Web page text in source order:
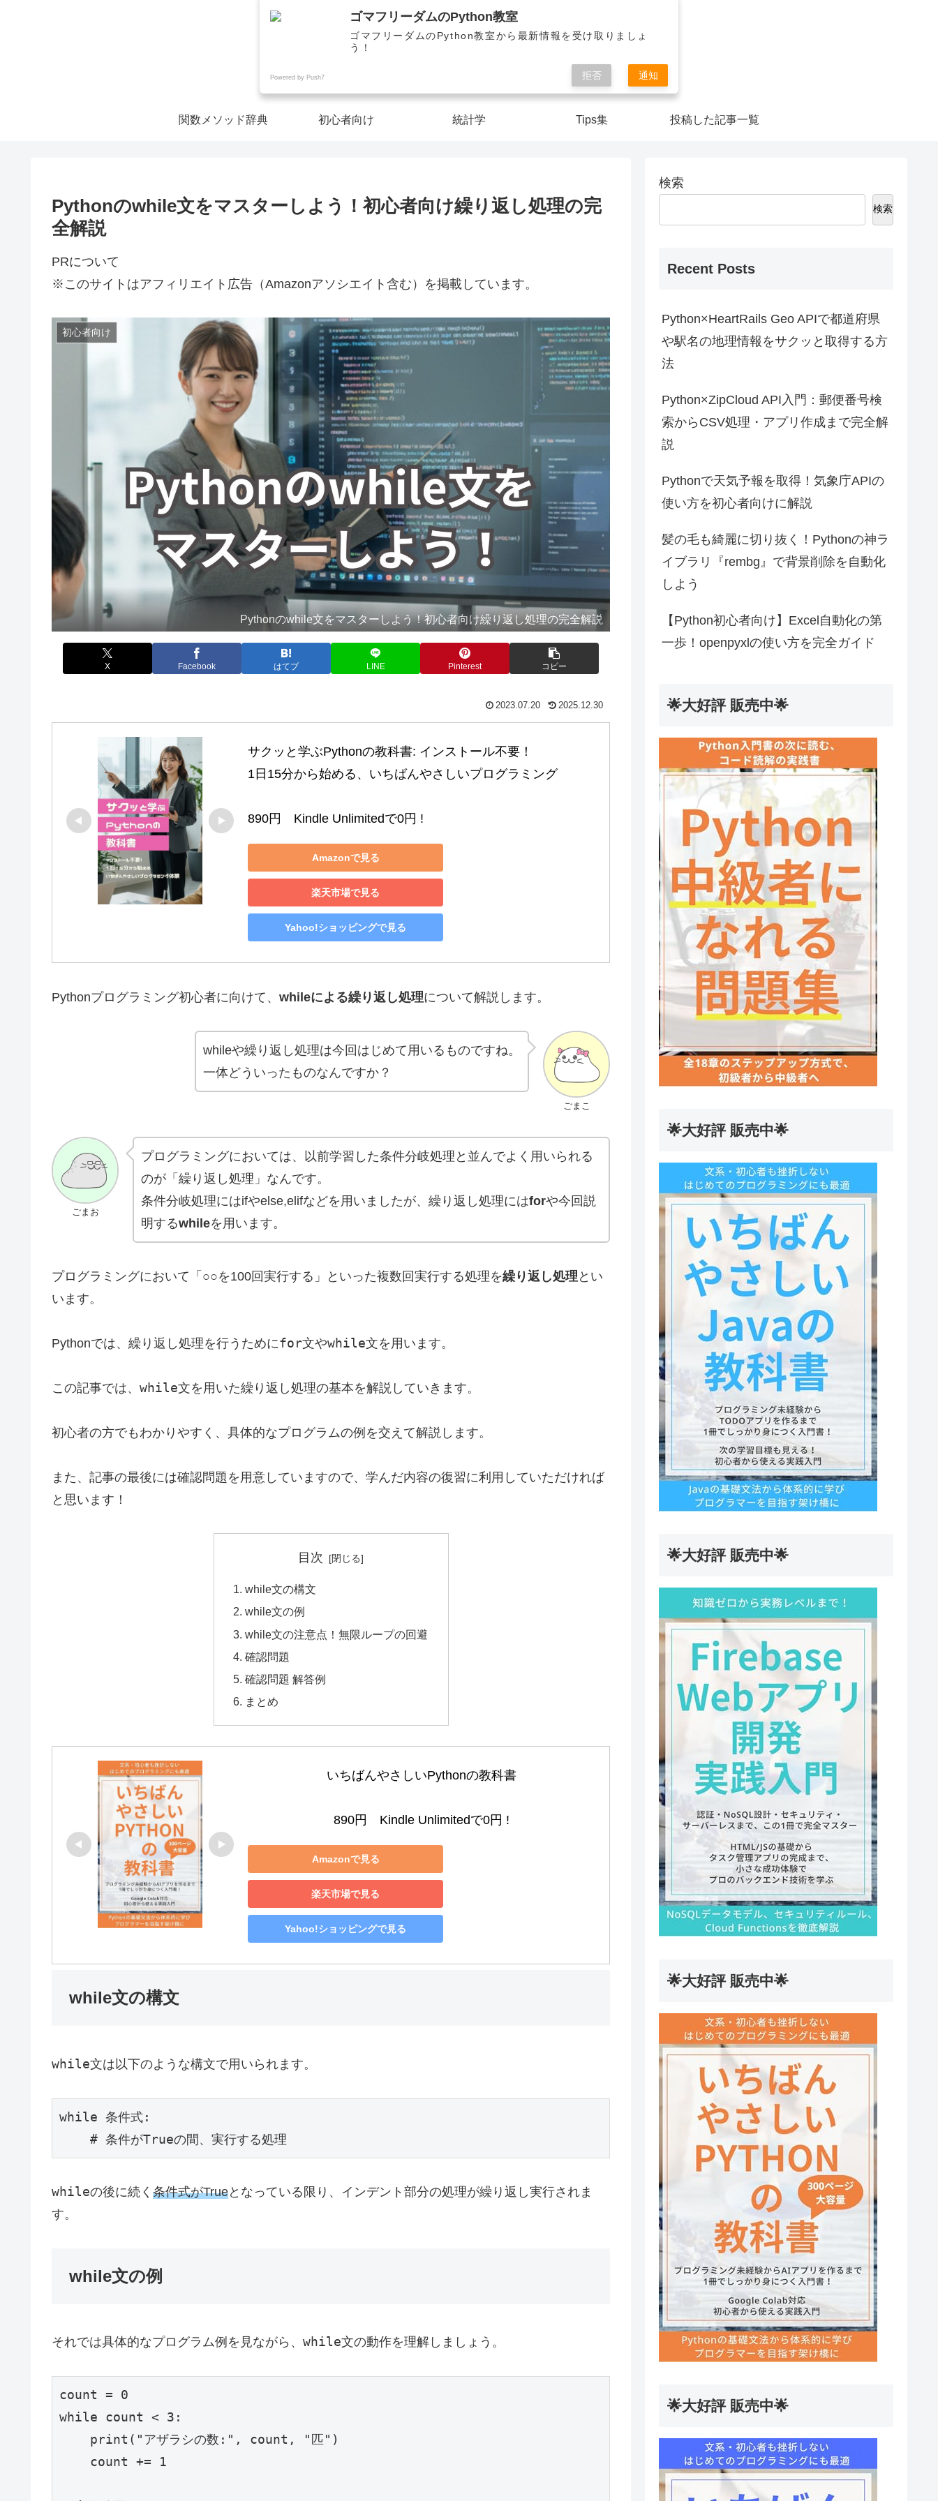
Pythonを楽しく学んで人生を切り開こう！
ゴマフリーダムのPython教室
関数メソッド辞典 初心者向け 統計学 Tips集 投稿した記事一覧
Pythonのwhile文をマスターしよう！初心者向け繰り返し処理の完
全解説
PRについて
※このサイトはアフィリエイト広告（Amazonアソシエイト含む）を掲載しています。
初心者向け
Pythonのwhile文をマスターしよう！初心者向け繰り返し処理の完全解説
X Facebook はてブ LINE Pinterest コピー
2023.07.20 2025.12.30
サクッと学ぶPythonの教科書: インストール不要！
1日15分から始める、いちばんやさしいプログラミング
890円　Kindle Unlimitedで0円 !
Amazonで見る
楽天市場で見る
Yahoo!ショッピングで見る
Pythonプログラミング初心者に向けて、 whileによる繰り返し処理について解説します。
ごまこ
whileや繰り返し処理は今回はじめて用いるものですね。
一体どういったものなんですか？
ごまお
プログラミングにおいては、以前学習した条件分岐処理と並んでよく用いられる
のが「繰り返し処理」なんです。
条件分岐処理にはifやelse,elifなどを用いましたが、繰り返し処理にはforや今回説
明するwhileを用います。
プログラミングにおいて「○○を100回実行する」といった複数回実行する処理を繰り返し処理 とい
います。
Pythonでは、繰り返し処理を行うためにfor文やwhile文を用います。
この記事では、 while文を用いた繰り返し処理の基本を解説していきます。
初心者の方でもわかりやすく、具体的なプログラムの例を交えて解説します。
また、記事の最後には確認問題を用意していますので、学んだ内容の復習に利用していただければ
と思います！
目次
while文の構文
while文の例
while文の注意点！無限ループの回避
確認問題
確認問題 解答例
まとめ
いちばんやさしいPythonの教科書
890円　Kindle Unlimitedで0円 !
Amazonで見る
楽天市場で見る
Yahoo!ショッピングで見る
while文の構文
while文は以下のような構文で用いられます。
while 条件式:
    # 条件がTrueの間、実行する処理
whileの後に続く 条件式がTrueとなっている限り、インデント部分の処理が繰り返し実行されま
す。
while文の例
それでは具体的なプログラム例を見ながら、 while文の動作を理解しましょう。
count = 0
while count < 3:
    print("アザラシの数:", count, "匹")
    count += 1
検索
検索
Recent Posts
Python×HeartRails Geo APIで都道府県
や駅名の地理情報をサクッと取得する方
法
Python×ZipCloud API入門：郵便番号検
索からCSV処理・アプリ作成まで完全解
説
Pythonで天気予報を取得！気象庁APIの
使い方を初心者向けに解説
髪の毛も綺麗に切り抜く！Pythonの神ラ
イブラリ『rembg』で背景削除を自動化
しよう
【Python初心者向け】Excel自動化の第
一歩！openpyxlの使い方を完全ガイド
🌟大好評 販売中🌟
🌟大好評 販売中🌟
🌟大好評 販売中🌟
🌟大好評 販売中🌟
🌟大好評 販売中🌟
ゴマフリーダムのPython教室
ゴマフリーダムのPython教室から最新情報を受け取りましょ
う！
Powered by Push7 拒否 通知